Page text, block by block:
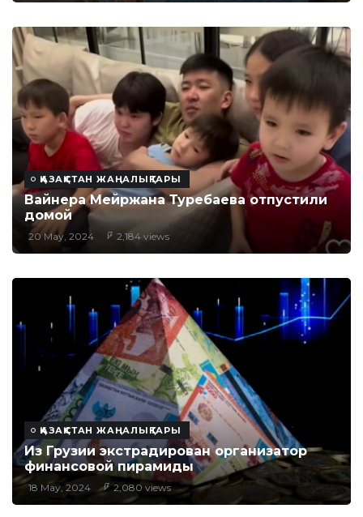
ҚАЗАҚСТАН ЖАҢАЛЫҚТАРЫ
Вайнера Мейржана Туребаева отпустили
домой
20 May, 2024 2,184 views
ҚАЗАҚСТАН ЖАҢАЛЫҚТАРЫ
Из Грузии экстрадирован организатор
финансовой пирамиды
18 May, 2024 2,080 views